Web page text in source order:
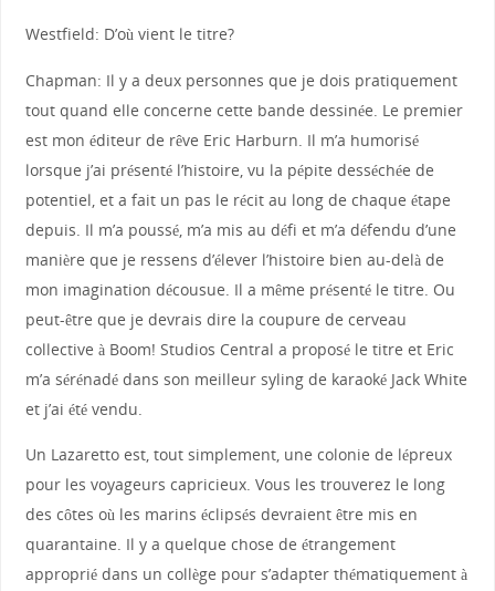
Westfield: D’où vient le titre?
Chapman: Il y a deux personnes que je dois pratiquement
tout quand elle concerne cette bande dessinée. Le premier
est mon éditeur de rêve Eric Harburn. Il m’a humorisé
lorsque j’ai présenté l’histoire, vu la pépite desséchée de
potentiel, et a fait un pas le récit au long de chaque étape
depuis. Il m’a poussé, m’a mis au défi et m’a défendu d’une
manière que je ressens d’élever l’histoire bien au-delà de
mon imagination décousue. Il a même présenté le titre. Ou
peut-être que je devrais dire la coupure de cerveau
collective à Boom! Studios Central a proposé le titre et Eric
m’a sérénadé dans son meilleur syling de karaoké Jack White
et j’ai été vendu.
Un Lazaretto est, tout simplement, une colonie de lépreux
pour les voyageurs capricieux. Vous les trouverez le long
des côtes où les marins éclipsés devraient être mis en
quarantaine. Il y a quelque chose de étrangement
approprié dans un collège pour s’adapter thématiquement à